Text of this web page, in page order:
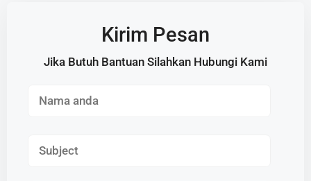
Kirim Pesan
Jika Butuh Bantuan Silahkan Hubungi Kami